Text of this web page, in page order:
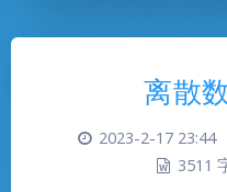
离散
2023-2-17 23:44
3511